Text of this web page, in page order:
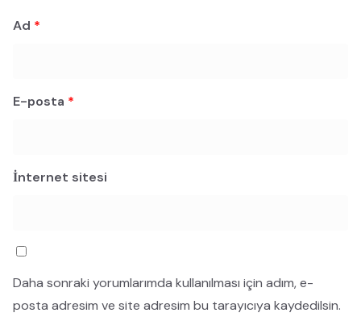
Ad *
E-posta *
İnternet sitesi
Daha sonraki yorumlarımda kullanılması için adım, e-
posta adresim ve site adresim bu tarayıcıya kaydedilsin.